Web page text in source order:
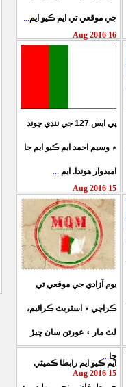
جي موقعي تي ايم ڪيو ايم
16 Aug 2016
پي ايس 127 جي ننڍي چونڊ
۾ وسيم احمد ايم ڪيو ايم جا
اميدوار هوندا. ايم
15 Aug 2016
يوم آزادي جي موقعي تي
ڪراچي ۾ اسٽريٽ ڪرائيم،
لٽ مار ۽ عورتن سان ڇيڙ
ڇا...
15 Aug 2016
ايم ڪيو ايم رابطا ڪميٽي